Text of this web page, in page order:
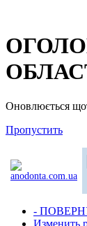
Оновлюється
Пропустить
-
Изменить